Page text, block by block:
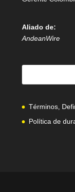
Aliado de:
AndeanWire
Términos,
Política de